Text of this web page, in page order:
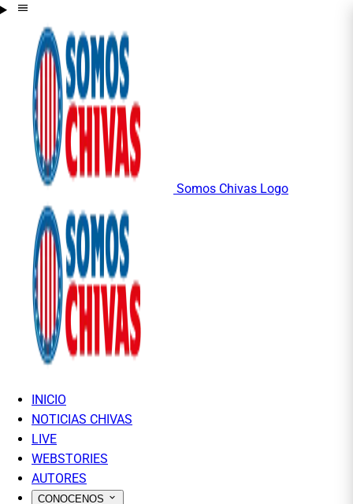
Somos Chivas Logo
INICIO
NOTICIAS CHIVAS
LIVE
WEBSTORIES
AUTORES
CONOCENOS